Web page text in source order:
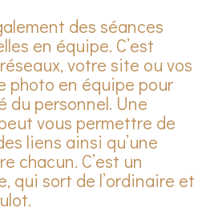
des séances
en équipe. C’est
votre site ou vos
photo en équipe pour
du personnel. Une
vous permettre de
liens ainsi qu’une
chacun. C’est un
qui sort de l’ordinaire et